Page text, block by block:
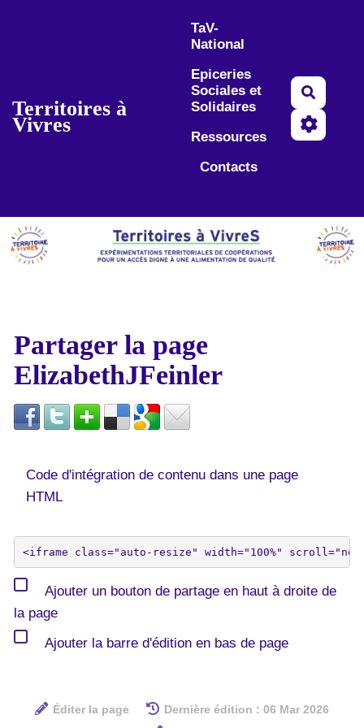
Territoires à
Vivres
TaV-
National
Epiceries
Sociales et
Solidaires
Ressources
Contacts
Partager la page
ElizabethJFeinler
Code d'intégration de contenu dans une page
HTML
Ajouter un bouton de partage en haut à droite de
la page
Ajouter la barre d'édition en bas de page
Éditer la page
Dernière édition : 06 Mar 2026